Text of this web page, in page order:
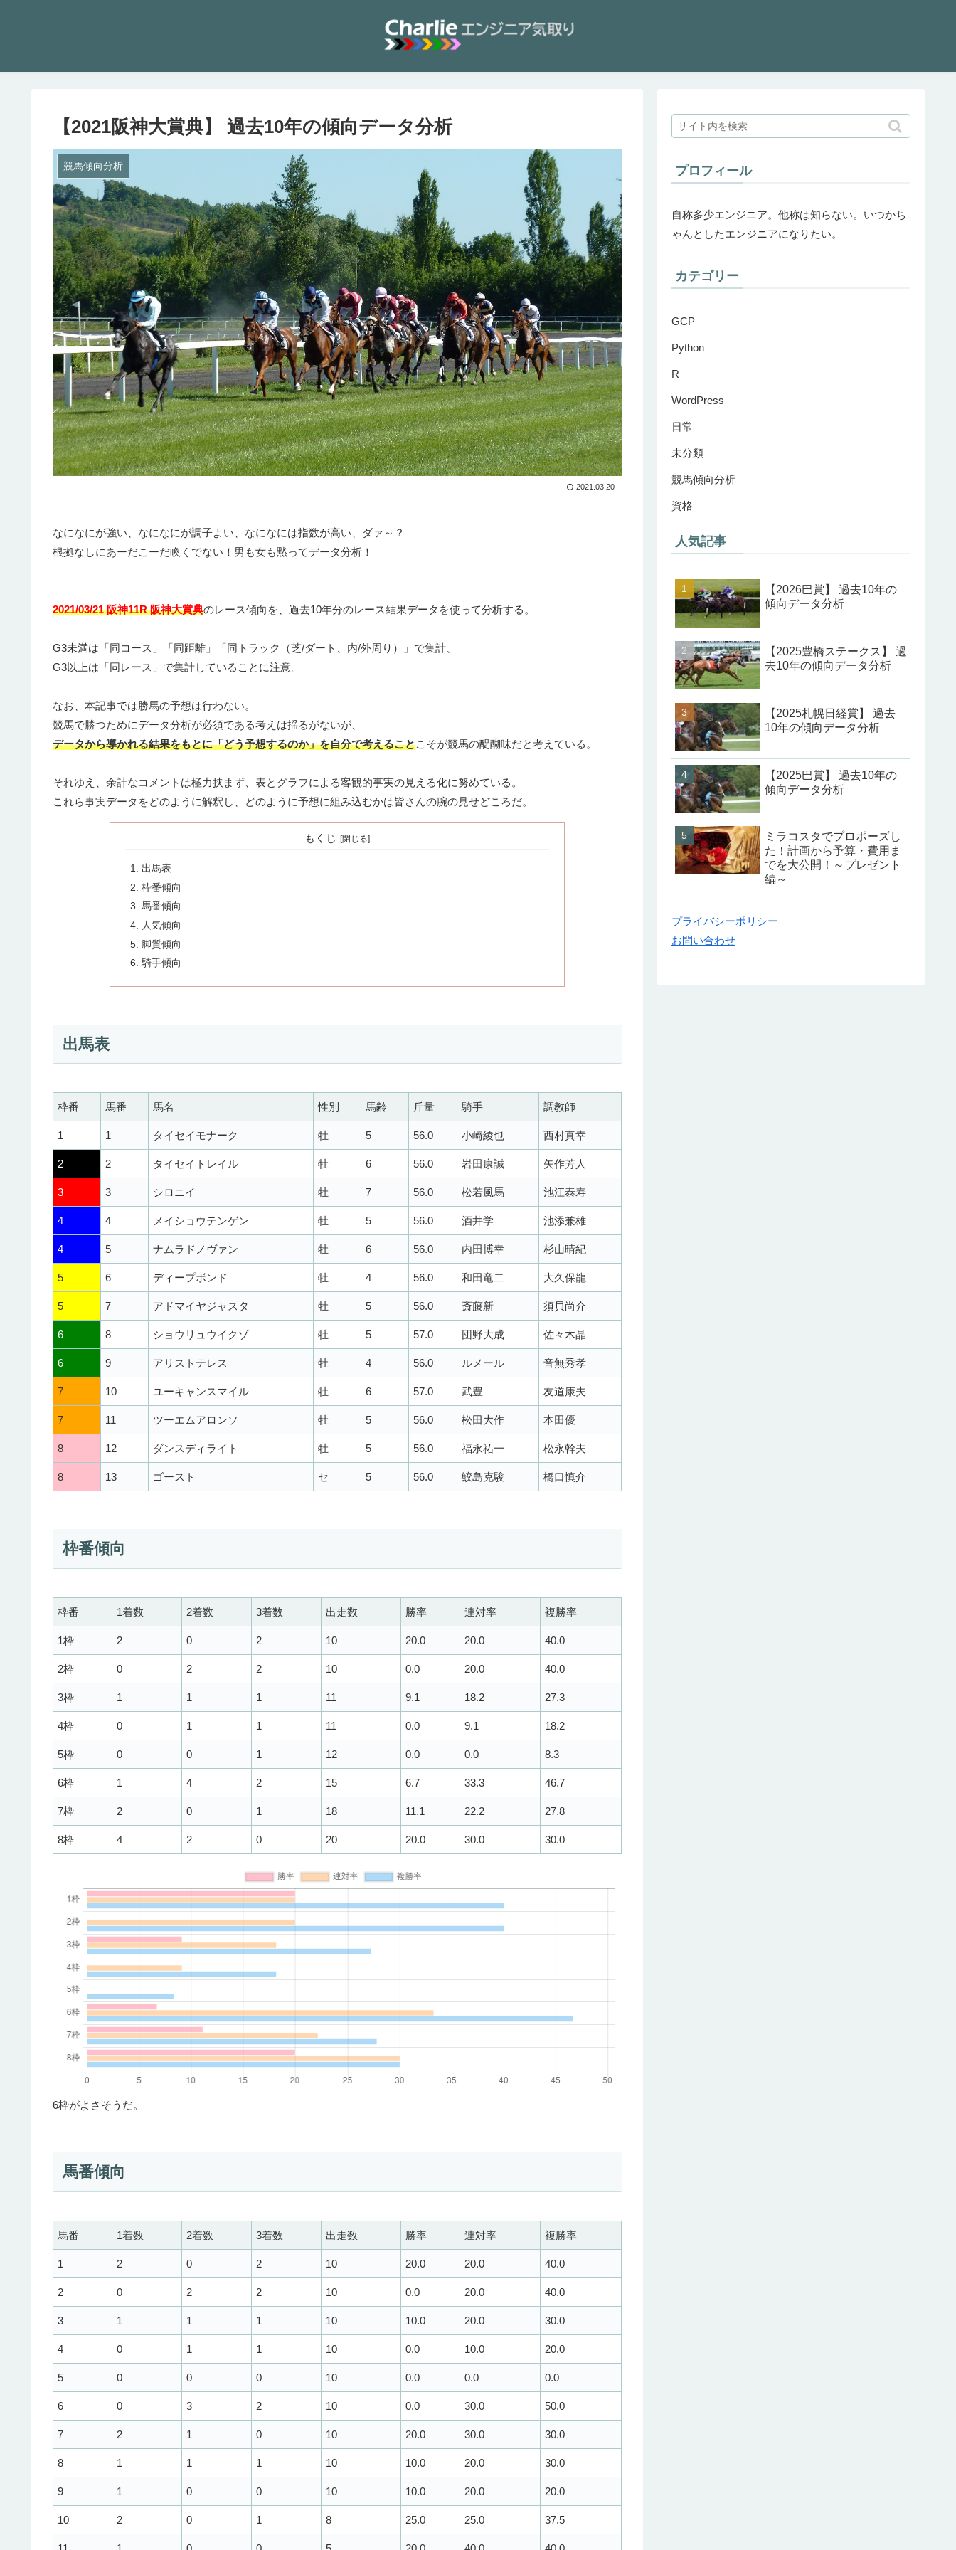
【2021阪神大賞典】 過去10年の傾向データ分析
競馬傾向分析
2021.03.20
なになにが強い、なになにが調子よい、なになには指数が高い、ダァ～？
根拠なしにあーだこーだ喚くでない！男も女も黙ってデータ分析！
2021/03/21 阪神11R 阪神大賞典のレース傾向を、過去10年分のレース結果データを使って分析する。
G3未満は「同コース」「同距離」「同トラック（芝/ダート、内/外周り）」で集計、
G3以上は「同レース」で集計していることに注意。
なお、本記事では勝馬の予想は行わない。
競馬で勝つためにデータ分析が必須である考えは揺るがないが、
データから導かれる結果をもとに「どう予想するのか」を自分で考えることこそが競馬の醍醐味だと考えている。
それゆえ、余計なコメントは極力挟まず、表とグラフによる客観的事実の見える化に努めている。
これら事実データをどのように解釈し、どのように予想に組み込むかは皆さんの腕の見せどころだ。
もくじ
出馬表
枠番傾向
馬番傾向
人気傾向
脚質傾向
騎手傾向
出馬表
枠番 馬番 馬名 性別 馬齢 斤量 騎手 調教師
1 1 タイセイモナーク 牡 5 56.0 小崎綾也 西村真幸
2 2 タイセイトレイル 牡 6 56.0 岩田康誠 矢作芳人
3 3 シロニイ 牡 7 56.0 松若風馬 池江泰寿
4 4 メイショウテンゲン 牡 5 56.0 酒井学 池添兼雄
4 5 ナムラドノヴァン 牡 6 56.0 内田博幸 杉山晴紀
5 6 ディープボンド 牡 4 56.0 和田竜二 大久保龍
5 7 アドマイヤジャスタ 牡 5 56.0 斎藤新 須貝尚介
6 8 ショウリュウイクゾ 牡 5 57.0 団野大成 佐々木晶
6 9 アリストテレス 牡 4 56.0 ルメール 音無秀孝
7 10 ユーキャンスマイル 牡 6 57.0 武豊 友道康夫
7 11 ツーエムアロンソ 牡 5 56.0 松田大作 本田優
8 12 ダンスディライト 牡 5 56.0 福永祐一 松永幹夫
8 13 ゴースト セ 5 56.0 鮫島克駿 橋口慎介
枠番傾向
枠番 1着数 2着数 3着数 出走数 勝率 連対率 複勝率
1枠 2 0 2 10 20.0 20.0 40.0
2枠 0 2 2 10 0.0 20.0 40.0
3枠 1 1 1 11 9.1 18.2 27.3
4枠 0 1 1 11 0.0 9.1 18.2
5枠 0 0 1 12 0.0 0.0 8.3
6枠 1 4 2 15 6.7 33.3 46.7
7枠 2 0 1 18 11.1 22.2 27.8
8枠 4 2 0 20 20.0 30.0 30.0
6枠がよさそうだ。
馬番傾向
馬番 1着数 2着数 3着数 出走数 勝率 連対率 複勝率
1 2 0 2 10 20.0 20.0 40.0
2 0 2 2 10 0.0 20.0 40.0
3 1 1 1 10 10.0 20.0 30.0
4 0 1 1 10 0.0 10.0 20.0
5 0 0 0 10 0.0 0.0 0.0
6 0 3 2 10 0.0 30.0 50.0
7 2 1 0 10 20.0 30.0 30.0
8 1 1 1 10 10.0 20.0 30.0
9 1 0 0 10 10.0 20.0 20.0
10 2 0 1 8 25.0 25.0 37.5
プロフィール
自称多少エンジニア。他称は知らない。いつかち
ゃんとしたエンジニアになりたい。
カテゴリー
GCP
Python
R
WordPress
日常
未分類
競馬傾向分析
資格
人気記事
【2026巴賞】 過去10年の
傾向データ分析
【2025豊橋ステークス】 過
去10年の傾向データ分析
【2025札幌日経賞】 過去
10年の傾向データ分析
【2025巴賞】 過去10年の
傾向データ分析
ミラコスタでプロポーズし
た！計画から予算・費用ま
でを大公開！～プレゼント
編～
プライバシーポリシー
お問い合わせ